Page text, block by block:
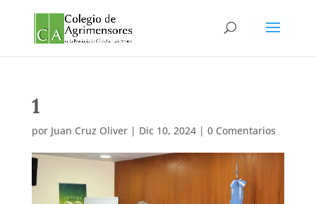
1
por Juan Cruz Oliver| Dic 10, 2024| 0 Comentarios